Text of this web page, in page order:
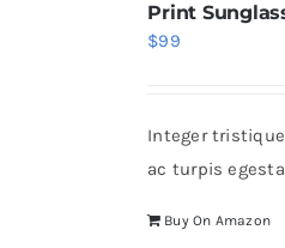
Print
$99
Integer
ac turpis
Buy On Amazon